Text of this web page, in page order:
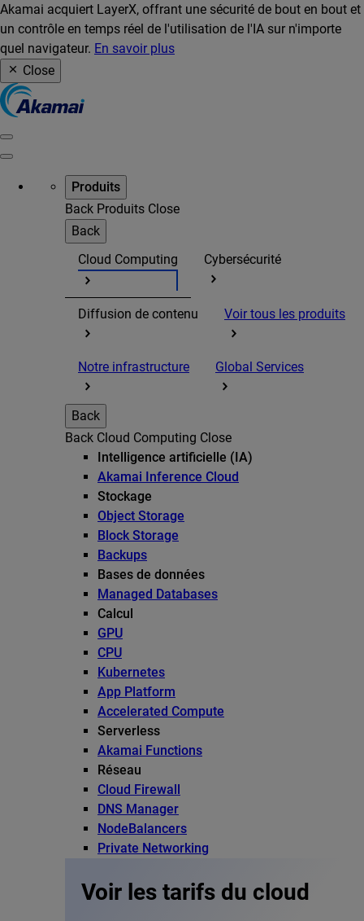
Akamai acquiert LayerX, offrant une sécurité de bout en bout et
un contrôle en temps réel de l'utilisation de l'IA sur n'importe
quel navigateur. En savoir plus
Close
Produits
Back Produits Close
Back
Cloud Computing
Cybersécurité
Diffusion de contenu Voir tous les produits
Notre infrastructure Global Services
Back
Back Cloud Computing Close
Intelligence artificielle (IA)
Akamai Inference Cloud
Stockage
Object Storage
Block Storage
Backups
Bases de données
Managed Databases
Calcul
GPU
CPU
Kubernetes
App Platform
Accelerated Compute
Serverless
Akamai Functions
Réseau
Cloud Firewall
DNS Manager
NodeBalancers
Private Networking
Voir les tarifs du cloud